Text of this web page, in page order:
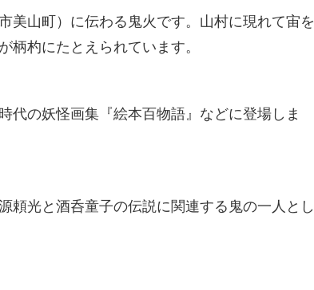
美山町）に伝わる鬼火です。山村に現れて宙を
柄杓にたとえられています。
代の妖怪画集『絵本百物語』などに登場しま
頼光と酒呑童子の伝説に関連する鬼の一人とし